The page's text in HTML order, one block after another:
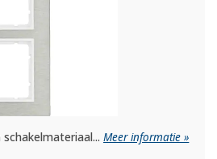
schakelmateriaal...Meer informatie »